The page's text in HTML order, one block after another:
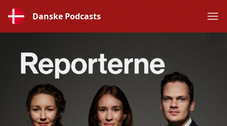
Danske Podcasts